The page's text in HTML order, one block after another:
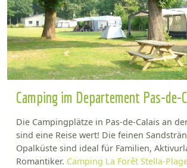
Camping im Departement Pas-de-
Die Campingplätze in Pas-de-Calais an
sind eine Reise wert! Die feinen
Opalküste sind ideal für Familien,
Romantiker. Camping La Forêt Stella-